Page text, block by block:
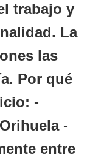
trabajo y
La
las
Por qué
-
-
entre